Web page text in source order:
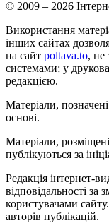
© 2009 – 2026
Використання
інших сайтах
на сайт poltava.to, не
системами; у
редакцією.
Матеріали,
основі.
Матеріали,
публікуються за
Редакція інтернет-
відповідальності за
користувачами
авторів публікацій.